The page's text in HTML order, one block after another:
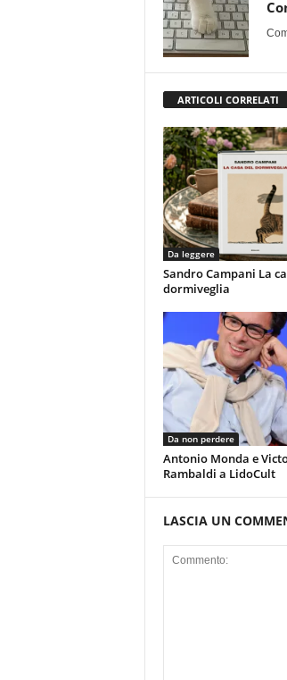
ARTICOLI CORRELATI
Da leggere
Sandro Campani La
dormiveglia
Da non perdere
Antonio Monda e
Rambaldi a LidoCult
LASCIA UN